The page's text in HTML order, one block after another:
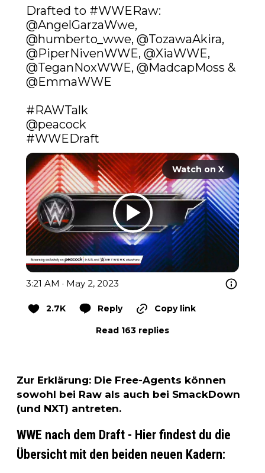
Drafted to #WWERaw
@AngelGarzaWwe
@humberto_wwe, @TozawaAkira
@PiperNivenWWE
@TeganNoxWWE, @MadcapMoss &
@EmmaWWE
#RAWTalk
@peacock
#WWEDraft
Watch on X
3:21 AM · May 2, 2023
2.7K Reply Copy link
Read 163 replies
Zur Erklärung: Die Free-Agents können
sowohl bei Raw als auch bei SmackDown
(und NXT) antreten.
WWE nach dem Draft - Hier findest du die
Übersicht mit den beiden neuen Kadern: